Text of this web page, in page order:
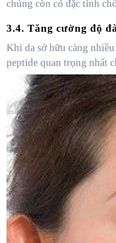
chúng còn có đặc tính
3.4. Tăng cường độ
Khi da sở hữu càng
peptide quan trọng nhất